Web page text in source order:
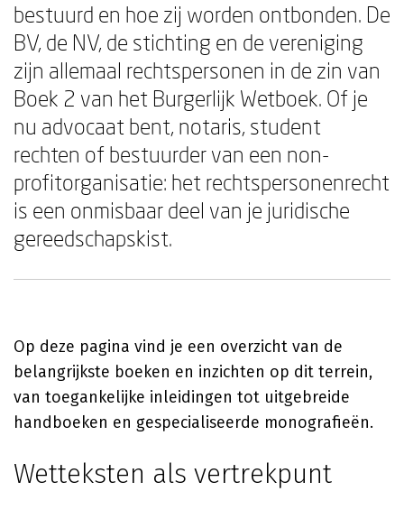
bestuurd en hoe zij worden ontbonden. De
BV, de NV, de stichting en de vereniging
zijn allemaal rechtspersonen in de zin van
Boek 2 van het Burgerlijk Wetboek. Of je
nu advocaat bent, notaris, student
rechten of bestuurder van een non-
profitorganisatie: het rechtspersonenrecht
is een onmisbaar deel van je juridische
gereedschapskist.
Op deze pagina vind je een overzicht van de
belangrijkste boeken en inzichten op dit terrein,
van toegankelijke inleidingen tot uitgebreide
handboeken en gespecialiseerde monografieën.
Wetteksten als vertrekpunt